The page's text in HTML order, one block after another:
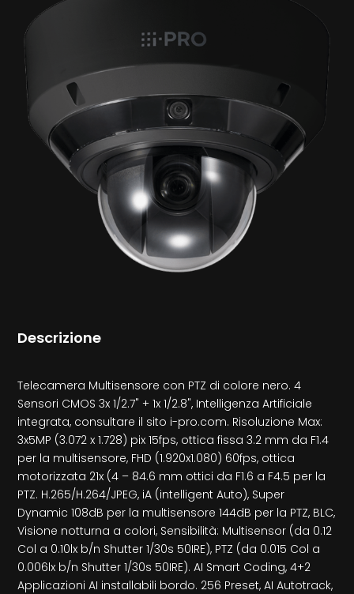
Descrizione
Telecamera Multisensore con PTZ di colore nero. 4
Sensori CMOS 3x 1/2.7" + 1x 1/2.8", Intelligenza Artificiale
integrata, consultare il sito i-pro.com. Risoluzione Max:
3x5MP (3.072 x 1.728) pix 15fps, ottica fissa 3.2 mm da F1.4
per la multisensore, FHD (1.920x1.080) 60fps, ottica
motorizzata 21x (4 – 84.6 mm ottici da F1.6 a F4.5 per la
PTZ. H.265/H.264/JPEG, iA (intelligent Auto), Super
Dynamic 108dB per la multisensore 144dB per la PTZ, BLC,
Visione notturna a colori, Sensibilità: Multisensor (da 0.12
Col a 0.10lx b/n Shutter 1/30s 50IRE), PTZ (da 0.015 Col a
0.006lx b/n Shutter 1/30s 50IRE). AI Smart Coding, 4+2
Applicazioni AI installabili bordo. 256 Preset, AI Autotrack,